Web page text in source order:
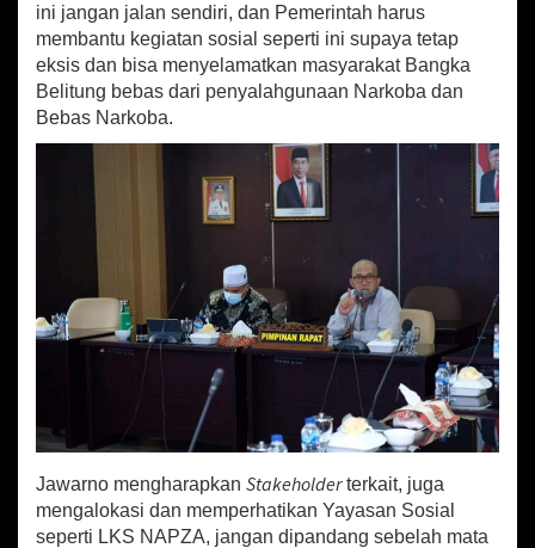
ini jangan jalan sendiri, dan Pemerintah harus
membantu kegiatan sosial seperti ini supaya tetap
eksis dan bisa menyelamatkan masyarakat Bangka
Belitung bebas dari penyalahgunaan Narkoba dan
Bebas Narkoba.
Jawarno mengharapkan Stakeholderterkait, juga
mengalokasi dan memperhatikan Yayasan Sosial
seperti LKS NAPZA, jangan dipandang sebelah mata